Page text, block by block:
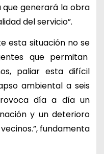
generará la obra
del servicio”.
esta situación no se
que permitan
paliar esta difícil
ambiental a seis
día a día un
y un deterioro
fundamenta